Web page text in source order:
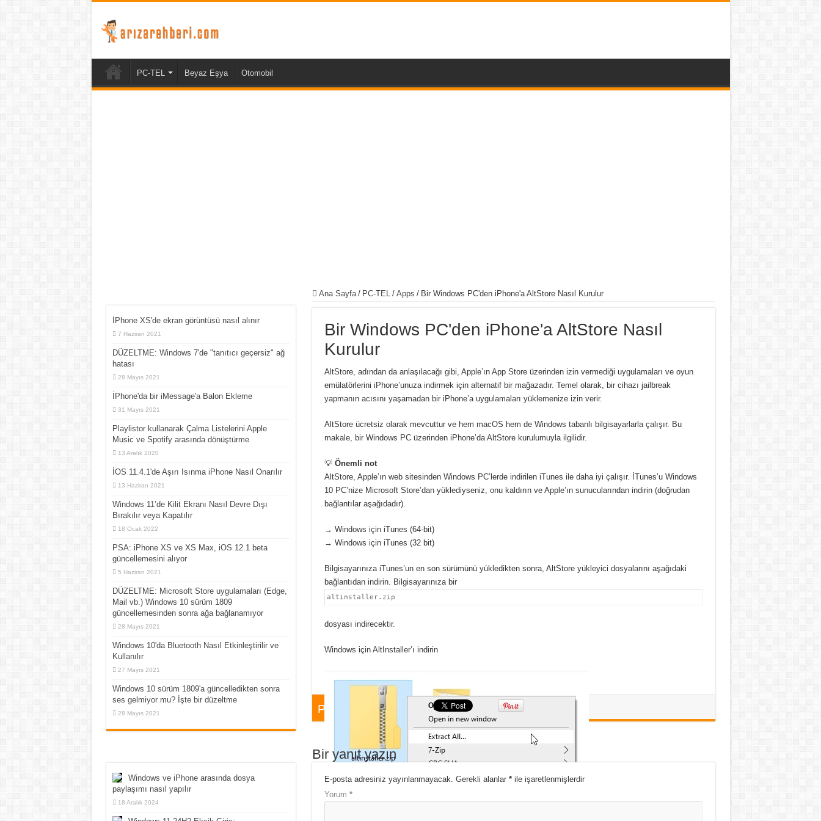
PC-TEL Beyaz Eşya Otomobil
Ana Sayfa / PC-TEL / Apps / Bir Windows PC'den iPhone'a AltStore Nasıl Kurulur
Bir Windows PC'den iPhone'a AltStore Nasıl
Kurulur
AltStore, adından da anlaşılacağı gibi, Apple’ın App Store üzerinden izin vermediği uygulamaları ve oyun
emülatörlerini iPhone’unuza indirmek için alternatif bir mağazadır. Temel olarak, bir cihazı jailbreak
yapmanın acısını yaşamadan bir iPhone’a uygulamaları yüklemenize izin verir.
AltStore ücretsiz olarak mevcuttur ve hem macOS hem de Windows tabanlı bilgisayarlarla çalışır. Bu
makale, bir Windows PC üzerinden iPhone’da AltStore kurulumuyla ilgilidir.
💡 Önemli not
AltStore, Apple’ın web sitesinden Windows PC’lerde indirilen iTunes ile daha iyi çalışır. İTunes’u Windows
10 PC’nize Microsoft Store’dan yüklediyseniz, onu kaldırın ve Apple’ın sunucularından indirin (doğrudan
bağlantılar aşağıdadır).
→ Windows için iTunes (64-bit)
→ Windows için iTunes (32 bit)
Bilgisayarınıza iTunes’un en son sürümünü yükledikten sonra, AltStore yükleyici dosyalarını aşağıdaki
bağlantıdan indirin. Bilgisayarınıza bir
altinstaller.zip
dosyası indirecektir.
Windows için AltInstaller’ı indirin
Altinstaller.zipdosyasını açın / çıkarın. Ardından, çıkarılan dosyalardan “Setup.exe” dosyasına çift tıklayın
Paylaş!
Bir yanıt yazın
E-posta adresiniz yayınlanmayacak. Gerekli alanlar *ile işaretlenmişlerdir
Yorum *
İPhone XS'de ekran görüntüsü nasıl alınır
7 Haziran 2021
DÜZELTME: Windows 7'de "tanıtıcı geçersiz" ağ
hatası
28 Mayıs 2021
İPhone'da bir iMessage'a Balon Ekleme
31 Mayıs 2021
Playlistor kullanarak Çalma Listelerini Apple
Music ve Spotify arasında dönüştürme
13 Aralık 2020
İOS 11.4.1'de Aşırı Isınma iPhone Nasıl Onarılır
13 Haziran 2021
Windows 11’de Kilit Ekranı Nasıl Devre Dışı
Bırakılır veya Kapatılır
18 Ocak 2022
PSA: iPhone XS ve XS Max, iOS 12.1 beta
güncellemesini alıyor
5 Haziran 2021
DÜZELTME: Microsoft Store uygulamaları (Edge,
Mail vb.) Windows 10 sürüm 1809
güncellemesinden sonra ağa bağlanamıyor
28 Mayıs 2021
Windows 10'da Bluetooth Nasıl Etkinleştirilir ve
Kullanılır
27 Mayıs 2021
Windows 10 sürüm 1809'a güncelledikten sonra
ses gelmiyor mu? İşte bir düzeltme
28 Mayıs 2021
Windows ve iPhone arasında dosya
paylaşımı nasıl yapılır
18 Aralık 2024